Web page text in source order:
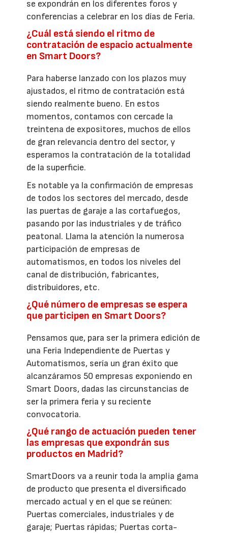
se expondrán en los diferentes foros y
conferencias a celebrar en los días de Feria.
¿Cuál está siendo el ritmo de
contratación de espacio actualmente
en Smart Doors?
Para haberse lanzado con los plazos muy
ajustados, el ritmo de contratación está
siendo realmente bueno. En estos
momentos, contamos con cercade la
treintena de expositores, muchos de ellos
de gran relevancia dentro del sector, y
esperamos la contratación de la totalidad
de la superficie.
Es notable ya la confirmación de empresas
de todos los sectores del mercado, desde
las puertas de garaje a las cortafuegos,
pasando por las industriales y de tráfico
peatonal. Llama la atención la numerosa
participación de empresas de
automatismos, en todos los niveles del
canal de distribución, fabricantes,
distribuidores, etc.
¿Qué número de empresas se espera
que participen en Smart Doors?
Pensamos que, para ser la primera edición de
una Feria Independiente de Puertas y
Automatismos, sería un gran éxito que
alcanzáramos 50 empresas exponiendo en
Smart Doors, dadas las circunstancias de
ser la primera feria y su reciente
convocatoria.
¿Qué rango de actuación pueden tener
las empresas que expondrán sus
productos en Madrid?
SmartDoors va a reunir toda la amplia gama
de producto que presenta el diversificado
mercado actual y en el que se reúnen:
Puertas comerciales, industriales y de
garaje; Puertas rápidas; Puertas corta-